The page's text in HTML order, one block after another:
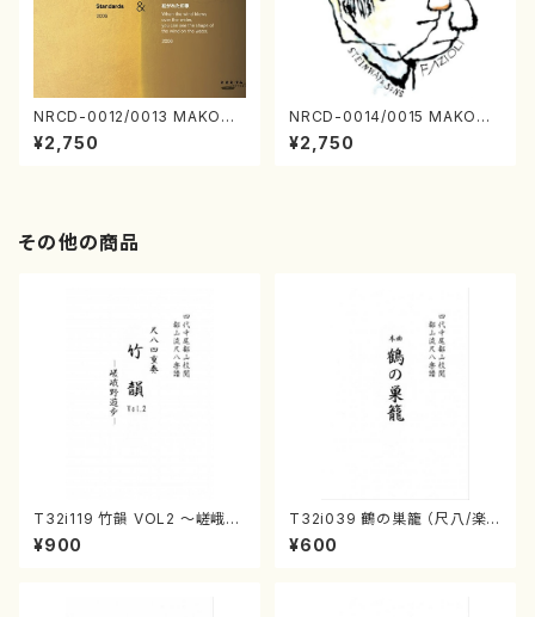
NRCD-0012/0013 MAKOTO
NAKAMURA SOLO PIANO v
ol.2, vol.3（ピアノ／CD）
¥2,750
NRCD-0014/0015 MAKOTO
NAKAMURA SOLO PIANO
さんにんひとり（CD）
¥2,750
その他の商品
T32i119 竹韻 VOL2 ～嵯峨野
遊歩～（尺八/野村峰山/尺八/都
山式譜）都山流公刊楽譜曲番:5
¥900
T32i039 鶴の巣籠 （尺八/楽
譜）都山no.38
¥600